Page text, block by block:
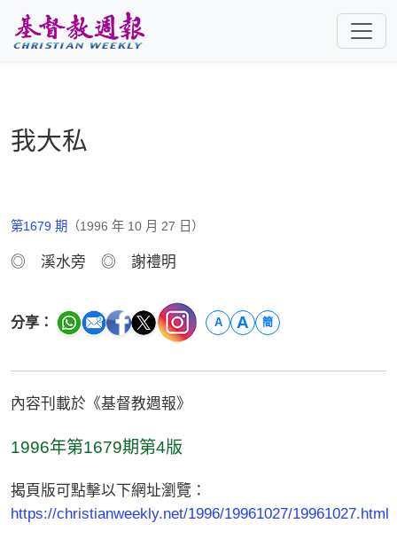
我大私
第1679 期 （1996 年 10 月 27 日）
◎ 溪水旁 ◎ 謝禮明
分享： A A 簡
內容刊載於《基督教週報》
1996年第1679期第4版
揭頁版可點擊以下網址瀏覽：
https://christianweekly.net/1996/19961027/19961027.html